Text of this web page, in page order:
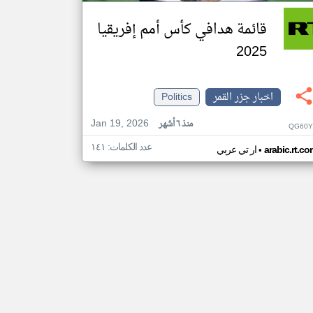
قائمة هدافي كأس أمم إفريقيا
2025
اخبار جزر القمر
Politics
Jan 19, 2026
منذ ٦ أشهر
ار تي عربي• عدد الكلمات: ١٤١